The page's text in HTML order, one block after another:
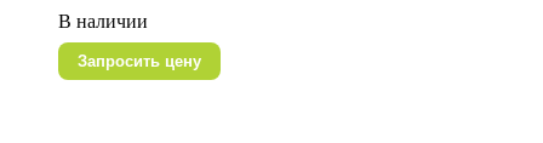
В наличии
Запросить цену